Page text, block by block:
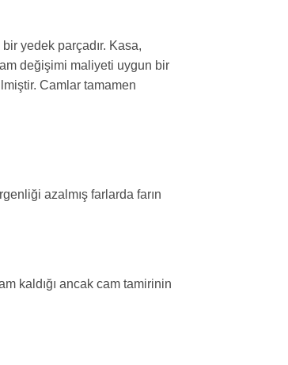
yedek parçadır. Kasa,
değişimi maliyeti uygun bir
Camlar tamamen
azalmış farlarda farın
kaldığı ancak cam tamirinin